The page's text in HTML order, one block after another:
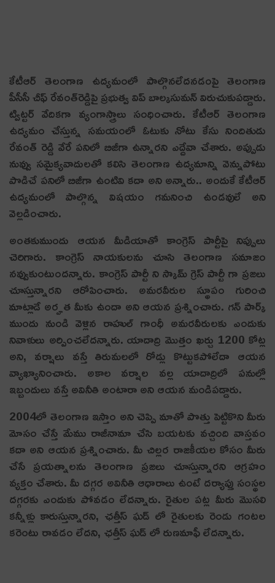
కేటీఆర్ తెలంగాణ ఉద్యమంలో పాల్గొనలేద‌న‌డంపై తెలంగాణ
పీసీసీ చీఫ్ రేవంత్‌రెడ్డిపై ప్ర‌భుత్వ విప్ బాల్కసుమ‌న్ విరుచుకుప‌డ్డారు.
ట్విట్ట‌ర్ వేదిక‌గా వ్యంగాస్త్రాలు సంధించారు. కేటీఆర్ తెలంగాణ
ఉద్య‌మం చేస్తున్న స‌మ‌యంలో ఓటుకు నోటు కేసు నిందితుడు
రేవంత్ రెడ్డి వేరే ప‌నిలో బిజీగా ఉన్నార‌ని ఎద్దేవా చేశారు. అప్పుడు
నువ్వు సమైక్యవాదులతో కలిసి తెలంగాణ ఉద్యమాన్ని వెన్నుపోటు
పొడిచే పనిలో బిజీగా ఉంటివి కదా అని అన్నారు.. అందుకే కేటీఆర్
ఉద్యమంలో పాల్గొన్న విషయం గమనించి ఉండవులే అని
వెల్ల‌డించారు.
అంత‌కుముందు ఆయ‌న మీడియాతో కాంగ్రెస్ పార్టీపై నిప్పులు
చెరిగారు. కాంగ్రెస్ నాయకులను చూసి తెలంగాణ సమాజం
నవ్వుకుంటుందన్నారు. కాంగ్రెస్ పార్టీ ని స్కామ్ గ్రెస్ పార్టీ గా ప్రజలు
చూస్తున్నారని ఆరోపించారు. అమరవీరుల స్థూపం గురించి
మాట్లాడే అర్హత మీకు ఉందా అని ఆయన ప్రశ్నించారు. గన్ పార్క్
ముందు నుండి వెళ్లిన రాహుల్ గాంధీ అమరవీరులకు ఎందుకు
నివాళులు అర్పించలేదన్నారు. యాదాద్రి మొత్తం ఖర్చు 1200 కోట్ల
అని, వర్షాలు వస్తే తిరుమలలో రోడ్లు కొట్టుకపోలేదా ఆయన
వ్యాఖ్యానించారు. అకాల వర్షాల వల్ల యాదాద్రిలో పనుల్లో
ఇబ్బందులు వస్తే అవినీతి అంటారా అని ఆయన మండిపడ్డారు.
2004లో తెలంగాణ ఇస్తాం అని చెప్పి మాతో పొత్తు పెట్టికొని మీరు
మోసం చేస్తే మేము రాజీనామా చేసి బయటకు వచ్చింది వాస్తవం
కదా అని ఆయన ప్రశ్నించారు. మీ చిల్లర రాజకీయల కోసం మీరు
చేసే ప్రయత్నాలను తెలంగాణ ప్రజలు చూస్తున్నారని ఆగ్ర‌హం
వ్య‌క్తం చేశారు. మీ దగ్గర అవినీతి ఆధారాలు ఉంటే దర్యాప్తు సంస్థల
దగ్గరకు ఎందుకు పోవడం లేదన్నారు. రైతుల పట్ల మీరు మొసలి
కన్నీళ్లు కారుస్తున్నారని, ఛత్తీస్ ఘడ్ లో రైతులకు రెండు గంటల
కరెంటు రావడం లేదని, ఛత్తీస్ ఘడ్ లో రుణమాఫీ లేదన్నారు.